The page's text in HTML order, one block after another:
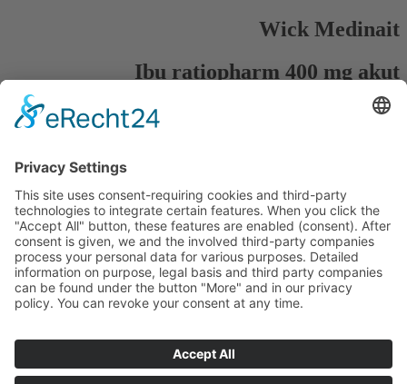
Wick Medinait
Ibu ratiopharm 400 mg akut
Schmerztabletten
Impressum
Datenschutzerklärung
Sitemap
Login
Apotheken-Bloggen
einetoolboxx-media